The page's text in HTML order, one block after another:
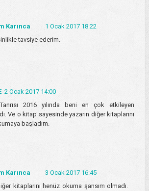
Karınca
1 Ocak 2017 18:22
tavsiye ederim.
2 Ocak 2017 14:00
2016 yılında beni en çok etkileyen
Ve o kitap sayesinde yazarın diğer kitaplarını
başladım.
Karınca
3 Ocak 2017 16:45
kitaplarını henüz okuma şansım olmadı.